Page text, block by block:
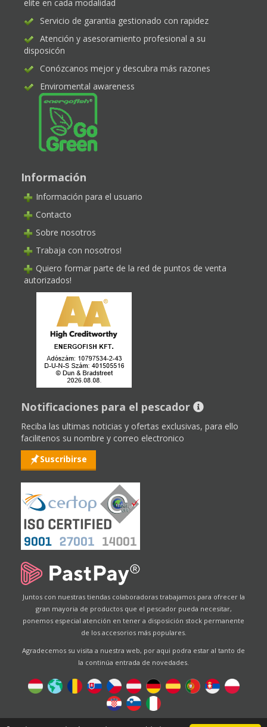
elite en cada modalidad
Servicio de garantia gestionado con rapidez
Atención y asesoramiento profesional a su
disposicón
Conózcanos mejor y descubra más razones
Enviromental awareness
Información
Información para el usuario
Contacto
Sobre nosotros
Trabaja con nosotros!
Quiero formar parte de la red de puntos de venta
autorizados!
Notificaciones para el pescador
Reciba las ultimas noticias y ofertas exclusivas, para ello
facilitenos su nombre y correo electronico
Suscribirse
Juntos con nuestras tiendas colaboradoras trabajamos para ofrecer la
gran mayoria de productos que el pescador pueda necesitar,
ponemos especial atención en tener a disposición stock permanente
de los accesorios más populares.
Agradecemos su visita a nuestra web, por aqui podra estar al tanto de
la continúa entrada de novedades.
Designed by Energofish Kft